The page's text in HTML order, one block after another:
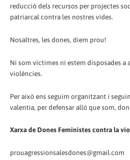
reducció dels recursos per projectes
patriarcal contra les nostres vides.
Nosaltres, les dones, diem prou!
Ni som víctimes ni estem disposades a
violències.
Per això ens seguim organitzant i
valentia, per defensar allò que som,
Xarxa de Dones Feministes contra la
prouagressionsalesdones@gmail.com